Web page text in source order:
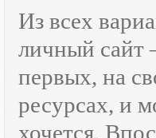
Из всех
личный сайт
первых, на
ресурсах, и
хочется.